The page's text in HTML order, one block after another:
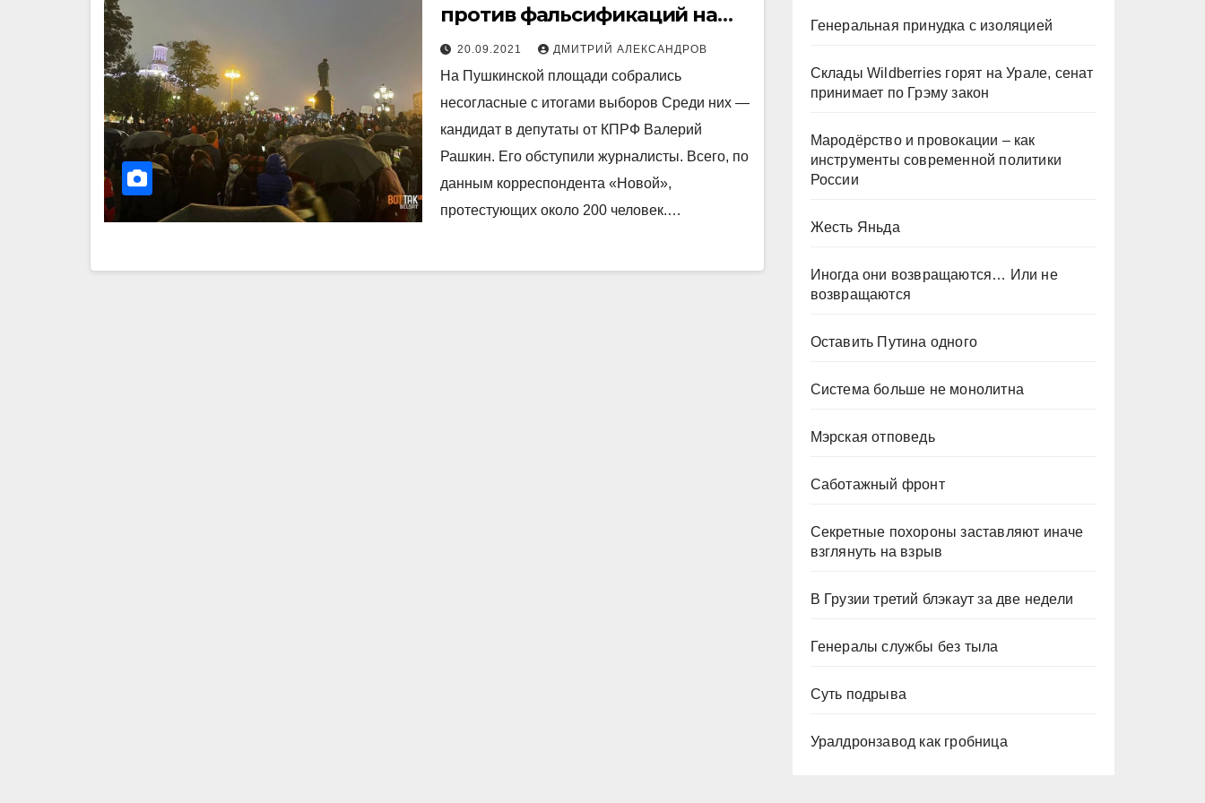
против фальсификаций на
выборах в Госдуму
20.09.2021 ДМИТРИЙ АЛЕКСАНДРОВ
На Пушкинской площади собрались
несогласные с итогами выборов Среди них —
кандидат в депутаты от КПРФ Валерий
Рашкин. Его обступили журналисты. Всего, по
данным корреспондента «Новой»,
протестующих около 200 человек.…
Генеральная принудка с изоляцией
Склады Wildberries горят на Урале, сенат
принимает по Грэму закон
Мародёрство и провокации – как
инструменты современной политики
России
Жесть Яньда
Иногда они возвращаются… Или не
возвращаются
Оставить Путина одного
Система больше не монолитна
Мэрская отповедь
Саботажный фронт
Секретные похороны заставляют иначе
взглянуть на взрыв
В Грузии третий блэкаут за две недели
Генералы службы без тыла
Суть подрыва
Уралдронзавод как гробница